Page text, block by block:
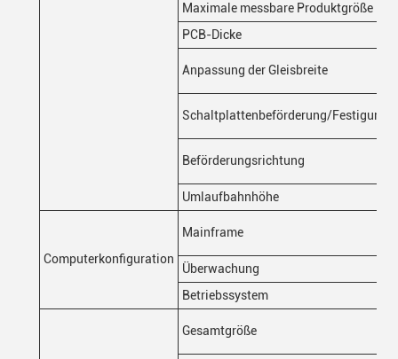
Maximale messbare Produktgröße
PCB-Dicke
Anpassung der Gleisbreite
Schaltplattenbeförderung/Festigung
Beförderungsrichtung
Umlaufbahnhöhe
Computerkonfiguration
Mainframe
Überwachung
Betriebssystem
Gesamtgröße